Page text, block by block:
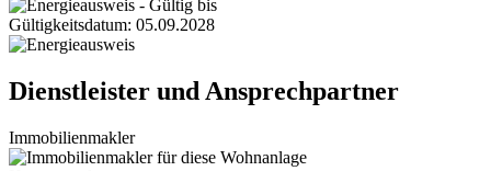
Gültigkeitsdatum: 05.09.2028
Dienstleister und Ansprechpartner
Immobilienmakler